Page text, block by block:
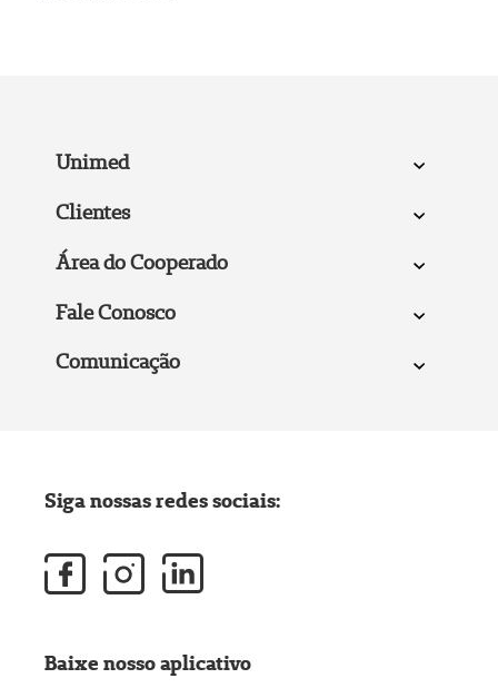
Unimed
Clientes
Área do Cooperado
Fale Conosco
Comunicação
Siga nossas redes sociais:
Baixe nosso aplicativo